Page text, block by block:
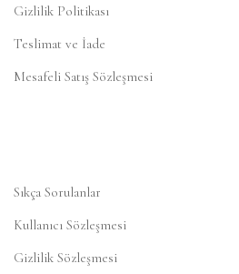
Gizlilik Politikası
Teslimat ve İade
Mesafeli Satış Sözleşmesi
Sıkça Sorulanlar
Kullanıcı Sözleşmesi
Gizlilik Sözleşmesi